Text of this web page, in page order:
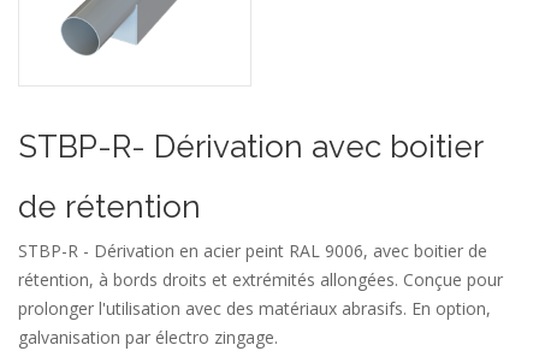
STBP-R- Dérivation avec boitier
de rétention
STBP-R - Dérivation en acier peint RAL 9006, avec boitier de
rétention, à bords droits et extrémités allongées. Conçue pour
prolonger l'utilisation avec des matériaux abrasifs. En option,
galvanisation par électro zingage.